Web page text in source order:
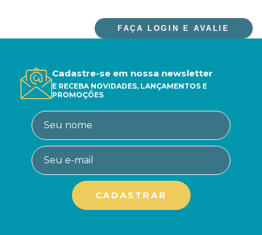
FAÇA LOGIN E AVALIE
Cadastre-se em nossa newsletter
E RECEBA NOVIDADES, LANÇAMENTOS E
PROMOÇÕES